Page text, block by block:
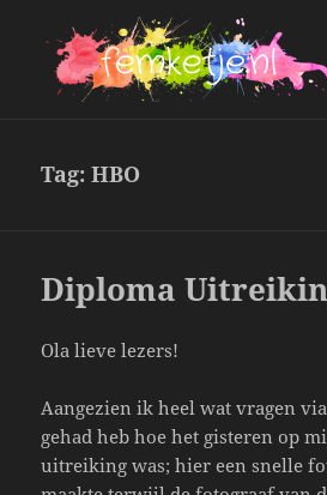
Tag:HBO
Diploma
Ola lieve lezers!
Aangezien ik heel wat vragen
gehad heb hoe het gisteren op
uitreiking was; hier een snelle